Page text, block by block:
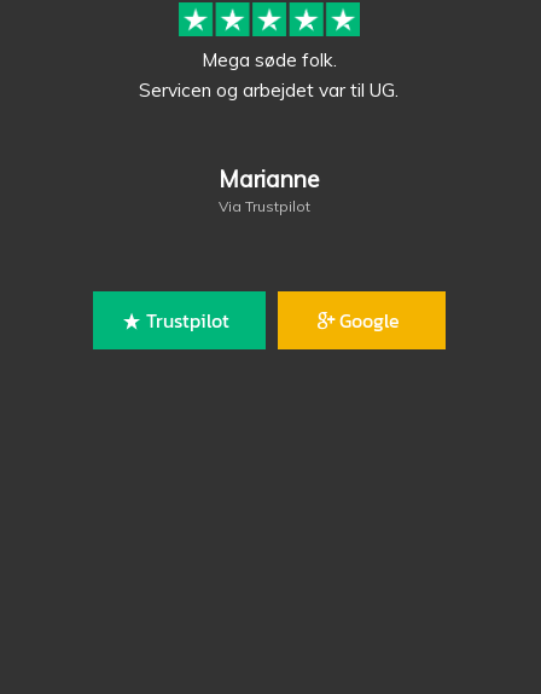
Mega søde folk.
Servicen og arbejdet var til UG.
Marianne
Via Trustpilot
Trustpilot Google